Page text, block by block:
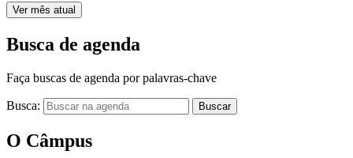
Ver mês atual
Busca de agenda
Faça buscas de agenda por palavras-chave
Busca: Buscar
O Câmpus